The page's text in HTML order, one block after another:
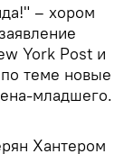
– хором
York Post и
теме новые
младшего.
Хантером